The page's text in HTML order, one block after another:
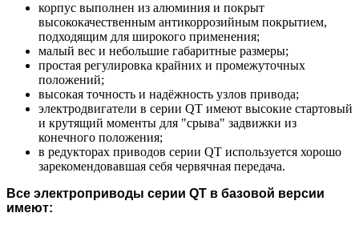
корпус выполнен из алюминия и покрыт
высококачественным антикоррозийным покрытием,
подходящим для широкого применения;
малый вес и небольшие габаритные размеры;
простая регулировка крайних и промежуточных
положений;
высокая точность и надёжность узлов привода;
электродвигатели в серии QT имеют высокие стартовый
и крутящий моменты для "срыва" задвижки из
конечного положения;
в редукторах приводов серии QT используется хорошо
зарекомендовавшая себя червячная передача.
Все электроприводы серии QT в базовой версии
имеют: